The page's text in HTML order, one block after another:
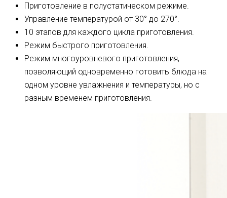
Приготовление в полустатическом режиме.
Управление температурой от 30° до 270°.
10 этапов для каждого цикла приготовления.
Режим быстрого приготовления.
Режим многоуровневого приготовления,
позволяющий одновременно готовить блюда на
одном уровне увлажнения и температуры, но с
разным временем приготовления.